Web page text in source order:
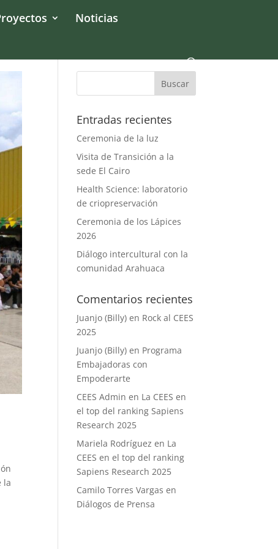
Noticias
la
Entradas recientes
Ceremonia de la luz
Visita de Transición a la
sede El Cairo
Health Science: laboratorio
de criopreservación
Ceremonia de los Lápices
2026
Diálogo intercultural con la
comunidad Arahuaca
Comentarios recientes
Juanjo (Billy) en Rock al CEES
2025
Juanjo (Billy) en Programa
Embajadoras con
Empoderarte
CEES Admin en La CEES en
el top del ranking Sapiens
Research 2025
Mariela Rodríguez en La
CEES en el top del ranking
Sapiens Research 2025
Camilo Torres Vargas en
Diálogos de Prensa